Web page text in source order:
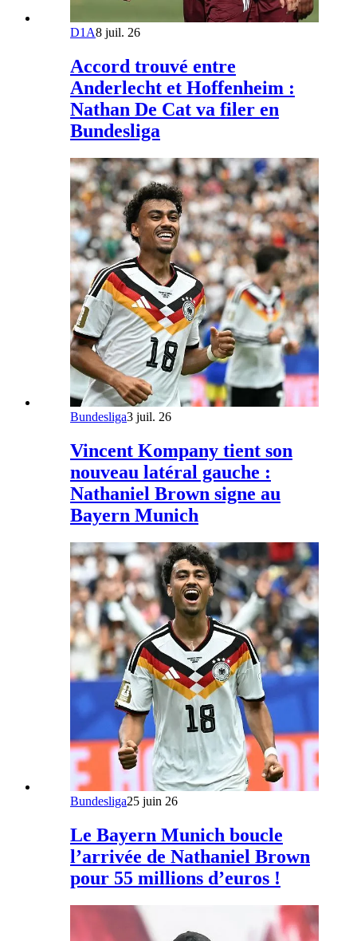
D1A8 juil. 26
Accord trouvé entre
Anderlecht et Hoffenheim :
Nathan De Cat va filer en
Bundesliga
Bundesliga3 juil. 26
Vincent Kompany tient son
nouveau latéral gauche :
Nathaniel Brown signe au
Bayern Munich
Bundesliga25 juin 26
Le Bayern Munich boucle
l’arrivée de Nathaniel Brown
pour 55 millions d’euros !